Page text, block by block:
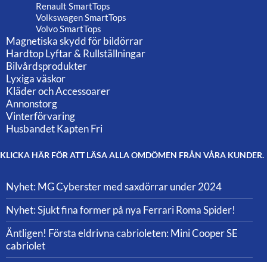
Renault SmartTops
Volkswagen SmartTops
Volvo SmartTops
Magnetiska skydd för bildörrar
Hardtop Lyftar & Rullställningar
Bilvårdsprodukter
Lyxiga väskor
Kläder och Accessoarer
Annonstorg
Vinterförvaring
Husbandet Kapten Fri
KLICKA HÄR FÖR ATT LÄSA ALLA OMDÖMEN FRÅN VÅRA KUNDER.
Nyhet: MG Cyberster med saxdörrar under 2024
Nyhet: Sjukt fina former på nya Ferrari Roma Spider!
Äntligen! Första eldrivna cabrioleten: Mini Cooper SE
cabriolet